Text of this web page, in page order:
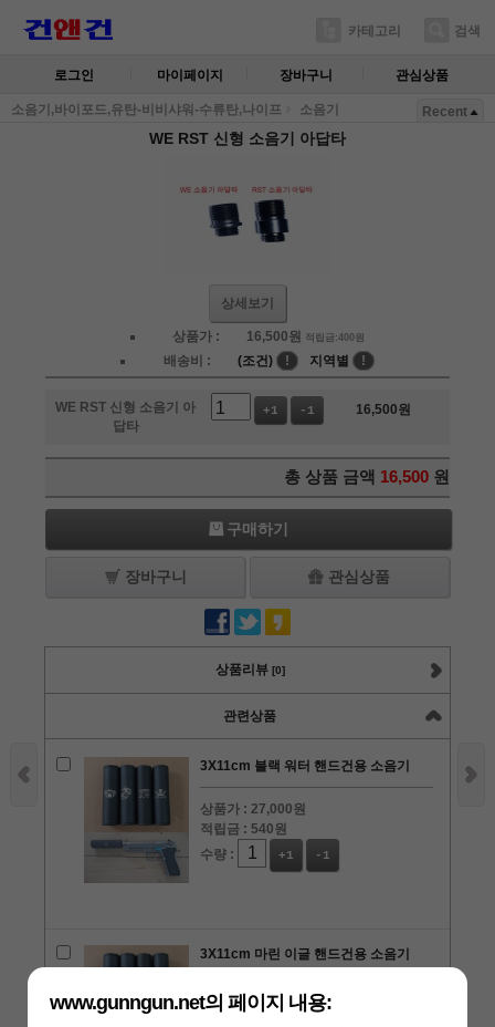
카테고리 검색
로그인 마이페이지 장바구니 관심상품
소음기,바이포드,유탄-비비샤워-수류탄,나이프 소음기 Recent
WE RST 신형 소음기 아답타
상세보기
상품가 : 16,500원 적립금:400원
배송비 : (조건) ! 지역별 !
WE RST 신형 소음기 아
답타
+1 -1 16,500원
총 상품 금액 16,500 원
구매하기
장바구니 관심상품
상품리뷰 [0]
관련상품
3X11cm 블랙 워터 핸드건용 소음기
상품가 :27,000원
적립금 : 540원
수량 :
+1 -1
3X11cm 마린 이글 핸드건용 소음기
상품가 :27,000원
적립금 :
540원
www.gunngun.net의 페이지 내용: